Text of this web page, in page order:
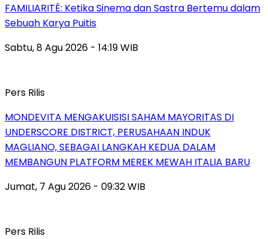
FAMILIARITÉ: Ketika Sinema dan Sastra Bertemu dalam
Sebuah Karya Puitis
Sabtu, 8 Agu 2026 - 14:19 WIB
Pers Rilis
MONDEVITA MENGAKUISISI SAHAM MAYORITAS DI
UNDERSCORE DISTRICT, PERUSAHAAN INDUK
MAGLIANO, SEBAGAI LANGKAH KEDUA DALAM
MEMBANGUN PLATFORM MEREK MEWAH ITALIA BARU
Jumat, 7 Agu 2026 - 09:32 WIB
Pers Rilis